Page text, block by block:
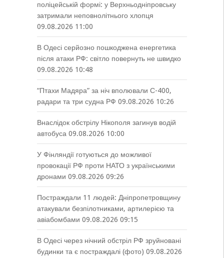
поліцейській формі: у Верхньодніпровську
затримали неповнолітнього хлопця
09.08.2026 11:00
В Одесі серйозно пошкоджена енергетика
після атаки РФ: світло повернуть не швидко
09.08.2026 10:48
“Птахи Мадяра” за ніч вполювали С-400,
радари та три судна РФ 09.08.2026 10:26
Внаслідок обстрілу Нікополя загинув водій
автобуса 09.08.2026 10:00
У Фінляндії готуються до можливої
провокації РФ проти НАТО з українськими
дронами 09.08.2026 09:26
Постраждали 11 людей: Дніпропетровщину
атакували безпілотниками, артилерією та
авіабомбами 09.08.2026 09:15
В Одесі через нічний обстріл РФ зруйновані
будинки та є постраждалі (фото) 09.08.2026